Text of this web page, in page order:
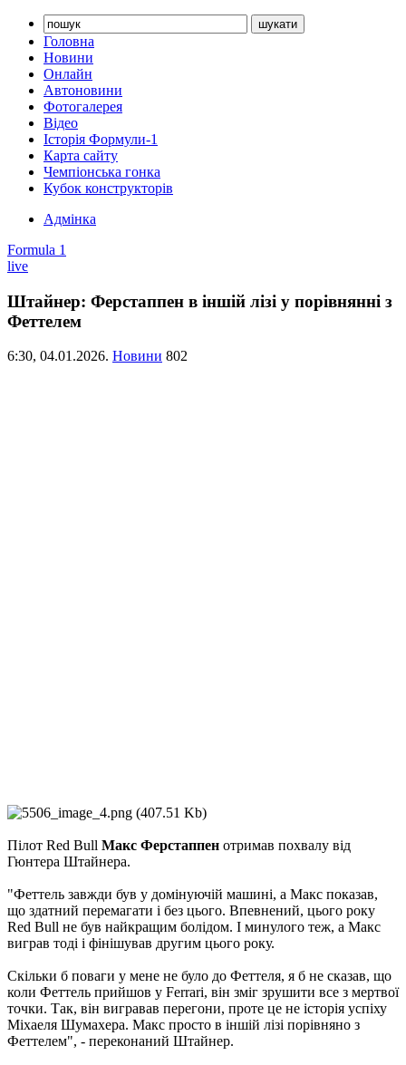
Головна
Новини
Онлайн
Автоновини
Фотогалерея
Відео
Історія Формули-1
Карта сайту
Чемпіонська гонка
Кубок конструкторів
Адмінка
Formula 1
live
Штайнер: Ферстаппен в іншій лізі у порівнянні з
Феттелем
6:30, 04.01.2026. Новини 802
Пілот Red Bull Макс Ферстаппен отримав похвалу від
Гюнтера Штайнера.
"Феттель завжди був у домінуючій машині, а Макс показав,
що здатний перемагати і без цього. Впевнений, цього року
Red Bull не був найкращим болідом. І минулого теж, а Макс
виграв тоді і фінішував другим цього року.
Скільки б поваги у мене не було до Феттеля, я б не сказав, що
коли Феттель прийшов у Ferrari, він зміг зрушити все з мертвої
точки. Так, він вигравав перегони, проте це не історія успіху
Міхаеля Шумахера. Макс просто в іншій лізі порівняно з
Феттелем", - переконаний Штайнер.